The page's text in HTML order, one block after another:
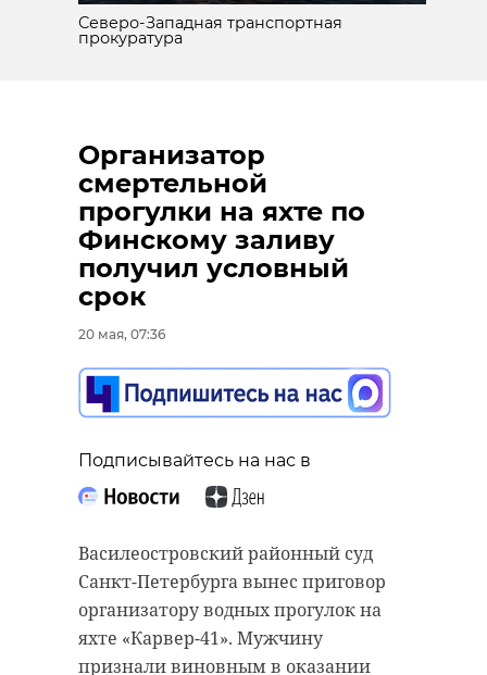
Северо-Западная транспортная
прокуратура
Организатор
смертельной
прогулки на яхте по
Финскому заливу
получил условный
срок
20 мая, 07:36
Подписывайтесь на нас в
Василеостровский районный суд
Санкт-Петербурга вынес приговор
организатору водных прогулок на
яхте «Карвер-41». Мужчину
признали виновным в оказании